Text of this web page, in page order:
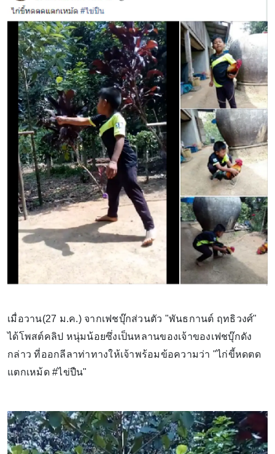
เมื่อวาน(27 ม.ค.) จากเฟชบุ๊กส่วนตัว "พันธกานต์ ฤทธิวงศ์"
ได้โพสต์คลิป หนุ่มน้อยซึ่งเป็นหลานของเจ้าของเฟชบุ๊กดัง
กล่าว ที่ออกลีลาท่าทางให้เจ้าพร้อมข้อความว่า "ไก่ขี้หดตด
แตกเหม้ด #ไข่ปืน"